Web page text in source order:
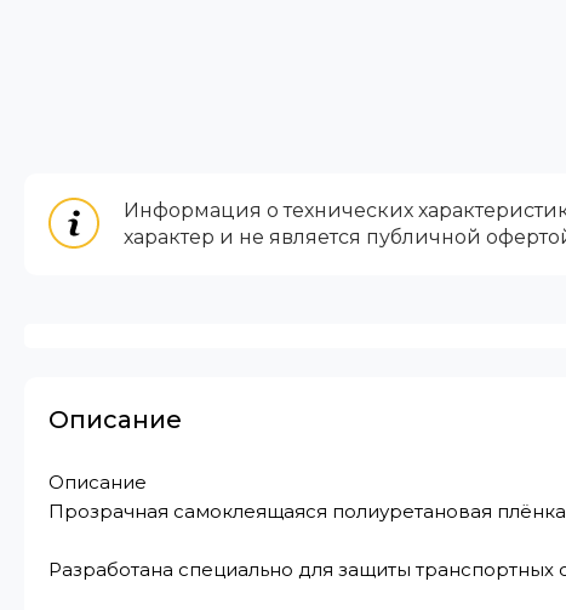
Информация о технических
характер и не является публичной
Описание
Описание
Прозрачная самоклеящаяся полиуретановая
Разработана специально для защиты транспортных